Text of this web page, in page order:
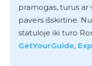
pramogas, turus ar
pavers išskirtine.
statuloje iki turo
GetYourGuide,